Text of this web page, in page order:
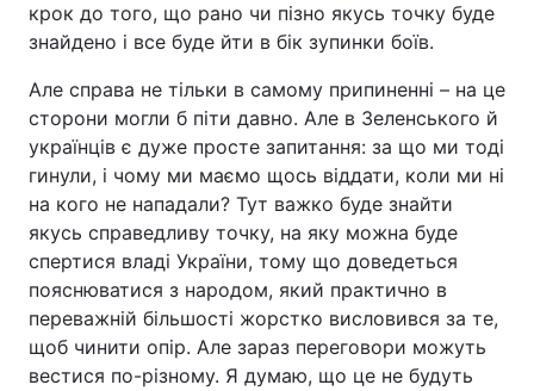
крок до того, що рано чи пізно якусь точку буде
знайдено і все буде йти в бік зупинки боїв.
Але справа не тільки в самому припиненні – на це
сторони могли б піти давно. Але в Зеленського й
українців є дуже просте запитання: за що ми тоді
гинули, і чому ми маємо щось віддати, коли ми ні
на кого не нападали? Тут важко буде знайти
якусь справедливу точку, на яку можна буде
спертися владі України, тому що доведеться
пояснюватися з народом, який практично в
переважній більшості жорстко висловився за те,
щоб чинити опір. Але зараз переговори можуть
вестися по-різному. Я думаю, що це не будуть